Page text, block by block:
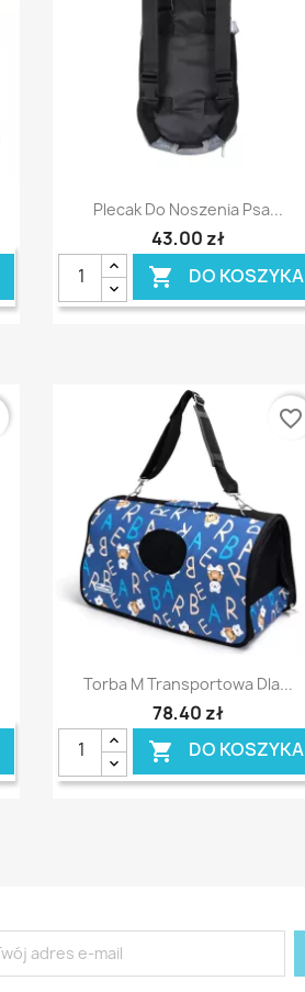
Szybki podgląd
Plecak Do Noszenia Psa...
43,00 zł
 DO KOSZYKA
Szybki podgląd
Torba M Transportowa Dla...
78,40 zł
 DO KOSZYKA
favorite_border